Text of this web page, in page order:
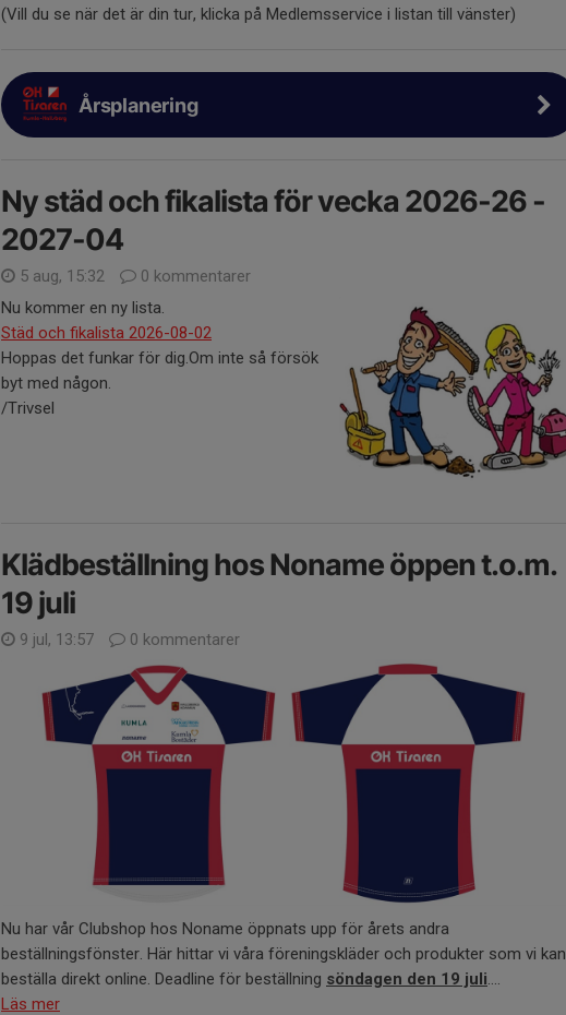
(Vill du se när det är din tur, klicka på Medlemsservice i listan till vänster)
Årsplanering
Ny städ och fikalista för vecka 2026-26 -
2027-04
5 aug, 15:32
0 kommentarer
Nu kommer en ny lista.
Städ och fikalista 2026-08-02
Hoppas det funkar för dig.Om inte så försök
byt med någon.
/Trivsel
Klädbeställning hos Noname öppen t.o.m.
19 juli
9 jul, 13:57 0 kommentarer
Nu har vår Clubshop hos Noname öppnats upp för årets andra
beställningsfönster. Här hittar vi våra föreningskläder och produkter som vi kan
beställa direkt online. Deadline för beställning söndagen den 19 juli....
Läs mer